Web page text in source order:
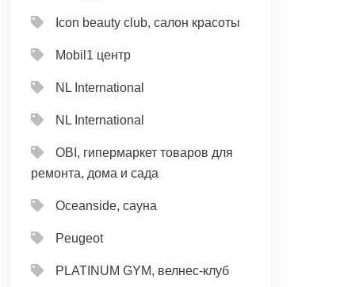
Icon beauty club, салон красоты
Mobil1 центр
NL International
NL International
OBI, гипермаркет товаров для
ремонта, дома и сада
Oceanside, сауна
Peugeot
PLATINUM GYM, велнес-клуб